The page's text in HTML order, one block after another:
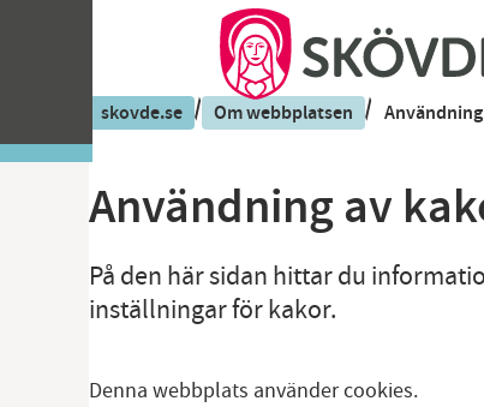
skovde.se / Om webbplatsen /
Användning av
På den här sidan hittar du
inställningar för kakor.
Denna webbplats använder cookies.